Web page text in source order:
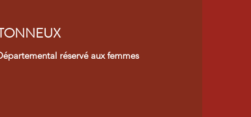
réservé aux femmes